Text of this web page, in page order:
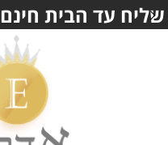
שליח עד הבית חינם